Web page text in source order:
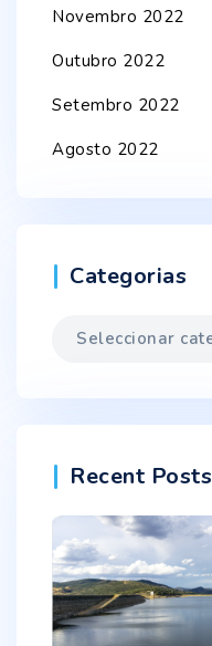
Novembro 2022
Outubro 2022
Setembro 2022
Agosto 2022
Categorias
Categorias
Recent Posts